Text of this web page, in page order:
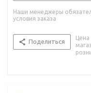
Наши менеджеры
условия заказа
Поделиться
Цена